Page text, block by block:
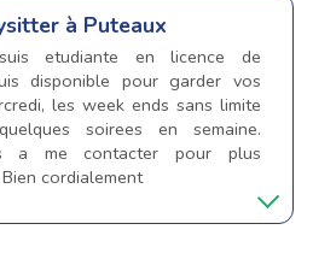
à Puteaux
etudiante en licence de
disponible pour garder vos
les week ends sans limite
soirees en semaine.
a me contacter pour plus
cordialement